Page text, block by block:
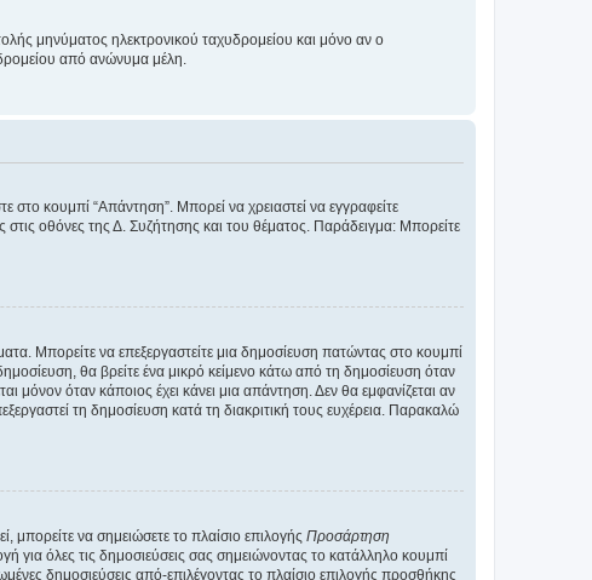
μηνύματος ηλεκτρονικού ταχυδρομείου και μόνο αν ο
από ανώνυμα μέλη.
στο κουμπί “Απάντηση”. Μπορεί να χρειαστεί να εγγραφείτε
οθόνες της Δ. Συζήτησης και του θέματος. Παράδειγμα: Μπορείτε
Μπορείτε να επεξεργαστείτε μια δημοσίευση πατώντας στο κουμπί
θα βρείτε ένα μικρό κείμενο κάτω από τη δημοσίευση όταν
μόνον όταν κάποιος έχει κάνει μια απάντηση. Δεν θα εμφανίζεται αν
τη δημοσίευση κατά τη διακριτική τους ευχέρεια. Παρακαλώ
να σημειώσετε το πλαίσιο επιλογής Προσάρτηση
όλες τις δημοσιεύσεις σας σημειώνοντας το κατάλληλο κουμπί
δημοσιεύσεις από-επιλέγοντας το πλαίσιο επιλογής προσθήκης